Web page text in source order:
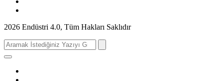
2026 Endüstri 4.0, Tüm Hakları Saklıdır
Search
for: